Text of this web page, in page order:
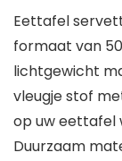
Eettafel
formaat van
lichtgewicht
vleugje stof
op uw eettafel
Duurzaam